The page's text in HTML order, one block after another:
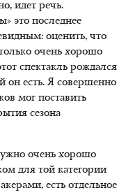
идет речь.
это последнее
оценить, что
очень хорошо
спектакль рождался
он есть. Я совершенно
мог поставить
сезона
очень хорошо
для той категории
есть отдельное